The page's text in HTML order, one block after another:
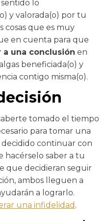
lo
y valorada(o) por tu
cosas que es muy
en cuenta para que
a una conclusión en
beneficiada(o) y
contigo misma(o).
tomado el tiempo
para tomar una
decidido continuar con
hacérselo saber a tu
que decidieran seguir
ambos lleguen a
a lograrlo.
una infidelidad .